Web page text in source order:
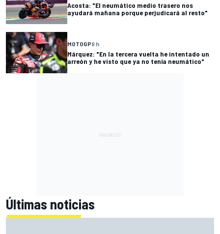
Acosta: "El neumático medio trasero nos
ayudará mañana porque perjudicará al resto"
MOTOGP9 h
Márquez: "En la tercera vuelta he intentado un
arreón y he visto que ya no tenía neumático"
Últimas noticias